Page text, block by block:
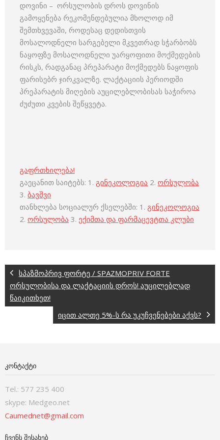
დოვინი – ორსულობის დროს დოვინის
გამოყენება რეკომენდებულია მხოლოდ იმ
შემთხვევაში, როდესაც დედისთვის
მოსალოდნელი სარგებელი მკვეთრად სჭარბობს
ნაყოფზე მოსალოდნელი უარყოფითი მოქმედების
რისკს, რადგანაც პრეპარატი მოქმედებს ნაყოფის
ფარისებრ ჯირკვალზე. ლაქტაციის პერიოდში
პრეპარატის მიღების აუცილებლობისას საჭიროა
ძუძუთი კვების შეწყვეტა.
გაფრთხილება!
გაეცანით საიტებს: 1. გინეკოლოგია 2. ორსულობა
3. ბავშვი
თანხლება სოციალურ ქსელებში: 1. გინეკოლოგია
2. ორსულობა 3. ექიმთა და ფარმაცევტთა კლუბი
სპაზმოპრივ ფორტე / SPAZMOPRIV FORTE
ორსულობისა და ლაქტაციის დროს! აუცილებლად
წაიკითხეთ!
იცით ალთე 5%-ს რა უკუჩვენებები აქვს?
ᲙᲝᲜᲢᲐᲥᲢᲘ
Tel.: 577 235 400
skype: Medgeo.net
Caumednet@gmail.com
ᲩᲕᲔᲜᲡ ᲨᲔᲡᲐᲮᲔᲑ